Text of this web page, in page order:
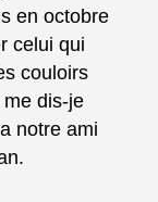
en octobre
celui qui
couloirs
me dis-je
notre ami